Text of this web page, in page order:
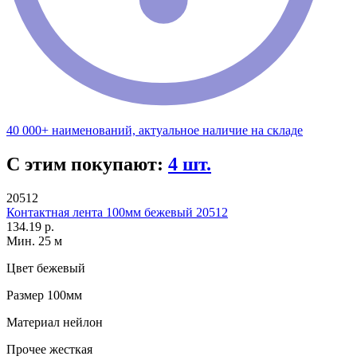
40 000+ наименований, актуальное наличие на складе
С этим покупают: 4 шт.
20512
Контактная лента 100мм бежевый 20512
134.19 р.
Мин. 25 м
Цвет бежевый
Размер 100мм
Материал нейлон
Прочее жесткая